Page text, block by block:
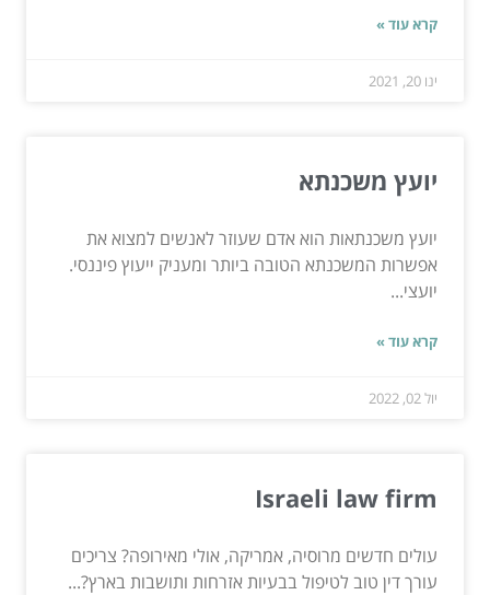
קרא עוד »
ינו 20, 2021
יועץ משכנתא
יועץ משכנתאות הוא אדם שעוזר לאנשים למצוא את
אפשרות המשכנתא הטובה ביותר ומעניק ייעוץ פיננסי.
יועצי...
קרא עוד »
יול 02, 2022
Israeli law firm
עולים חדשים מרוסיה, אמריקה, אולי מאירופה? צריכים
עורך דין טוב לטיפול בבעיות אזרחות ותושבות בארץ?...